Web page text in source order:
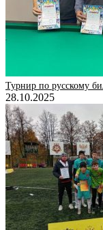
Турнир по русскому
28.10.2025